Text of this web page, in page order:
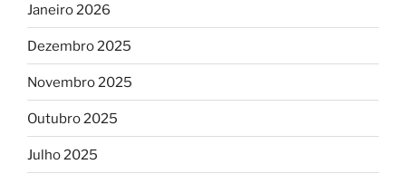
Janeiro 2026
Dezembro 2025
Novembro 2025
Outubro 2025
Julho 2025